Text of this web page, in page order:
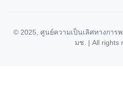
© 2025, ศูนย์ความเป็นเลิศทางการ
มช. | All rights